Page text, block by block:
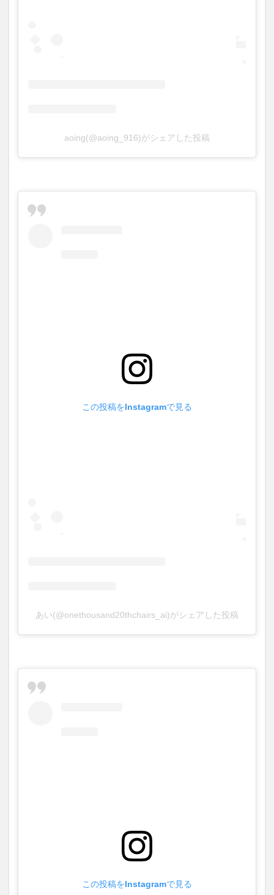
aoing(@aoing_916)がシェアした投稿
この投稿をInstagramで見る
あい(@onethousand20thchairs_ai)がシェアした投稿
この投稿をInstagramで見る